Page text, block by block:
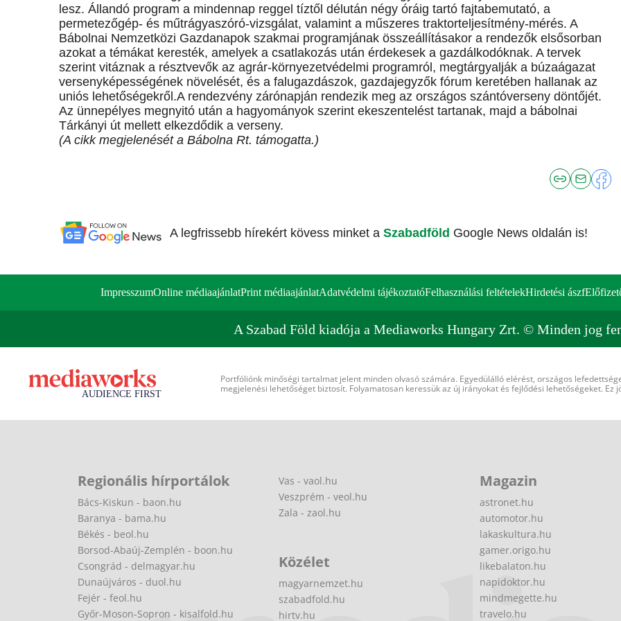
lesz. Állandó program a mindennap reggel tíztől délután négy óráig tartó fajtabemutató, a
permetezőgép- és műtrágyaszóró-vizsgálat, valamint a műszeres traktorteljesítmény-mérés. A
Bábolnai Nemzetközi Gazdanapok szakmai programjának összeállításakor a rendezők elsősorban
azokat a témákat keresték, amelyek a csatlakozás után érdekesek a gazdálkodóknak. A tervek
szerint vitáznak a résztvevők az agrár-környezetvédelmi programról, megtárgyalják a búzaágazat
versenyképességének növelését, és a falugazdászok, gazdajegyzők fórum keretében hallanak az
uniós lehetőségekről.A rendezvény zárónapján rendezik meg az országos szántóverseny döntőjét.
Az ünnepélyes megnyitó után a hagyományok szerint ekeszentelést tartanak, majd a bábolnai
Tárkányi út mellett elkezdődik a verseny.
(A cikk megjelenését a Bábolna Rt. támogatta.)
A legfrissebb hírekért kövess minket a Szabadföld Google News oldalán is!
ImpresszumOnline médiaajánlatPrint médiaajánlatAdatvédelmi tájékoztatóFelhasználási feltételekHirdetési ászf
A Szabad Föld kiadója a Mediaworks Hungary Zrt. © Minden jog
Portfóliónk minőségi tartalmat jelent minden olvasó számára. Egyedülálló elérést, országos
megjelenési lehetőséget biztosít. Folyamatosan keressük az új irányokat és fejlődési lehetőségeket. Ez
Regionális hírportálok
Bács-Kiskun - baon.hu
Baranya - bama.hu
Békés - beol.hu
Borsod-Abaúj-Zemplén - boon.hu
Csongrád - delmagyar.hu
Dunaújváros - duol.hu
Fejér - feol.hu
Győr-Moson-Sopron - kisalfold.hu
Vas - vaol.hu
Veszprém - veol.hu
Zala - zaol.hu
Közélet
magyarnemzet.hu
szabadfold.hu
hirtv.hu
Magazin
astronet.hu
automotor.hu
lakaskultura.hu
gamer.origo.hu
likebalaton.hu
napidoktor.hu
mindmegette.hu
travelo.hu